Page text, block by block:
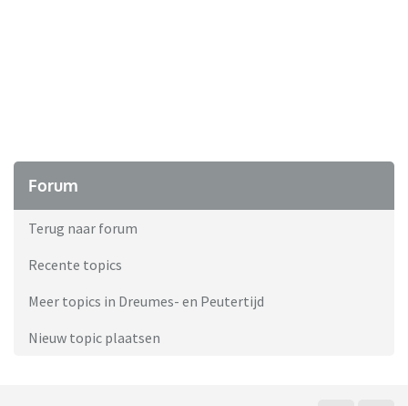
Forum
Terug naar forum
Recente topics
Meer topics in Dreumes- en Peutertijd
Nieuw topic plaatsen